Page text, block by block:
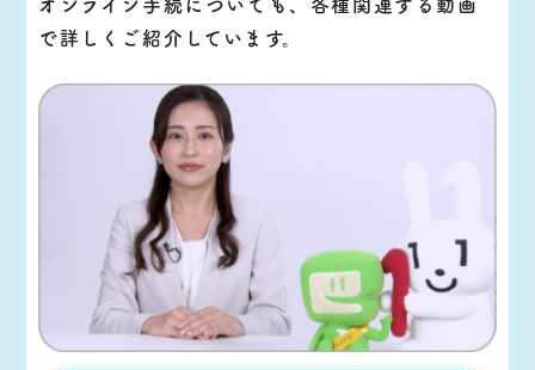
オンライン手続についても、各種関連する動画
で詳しくご紹介しています。